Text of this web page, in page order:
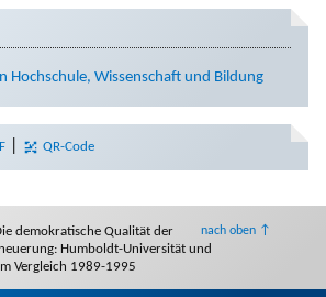
Hochschule, Wissenschaft und Bildung
QR-Code
nach oben ↑
demokratische Qualität der
Humboldt-Universität und
Vergleich 1989-1995